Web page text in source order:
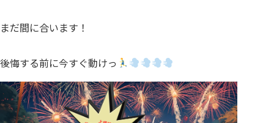
まだ間に合います！
後悔する前に今すぐ動けっ